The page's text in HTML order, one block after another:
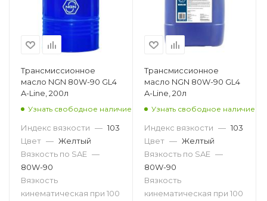
Трансмиссионное
масло NGN 80W-90 GL4
A-Line, 200л
Узнать свободное наличие
Индекс вязкости — 103
Цвет — Желтый
Вязкость по SAE —
80W-90
Вязкость
кинематическая при 100
Трансмиссионное
масло NGN 80W-90 GL4
A-Line, 20л
Узнать свободное наличие
Индекс вязкости — 103
Цвет — Желтый
Вязкость по SAE —
80W-90
Вязкость
кинематическая при 100